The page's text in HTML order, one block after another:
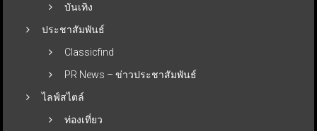
บันเทิง
ประชาสัมพันธ์
Classicfind
PR News – ข่าวประชาสัมพันธ์
ไลฟ์สไตล์
ท่องเที่ยว